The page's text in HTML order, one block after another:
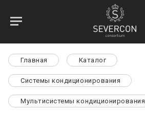
Главная Каталог
Системы кондиционирования
Мультисистемы кондиционирования